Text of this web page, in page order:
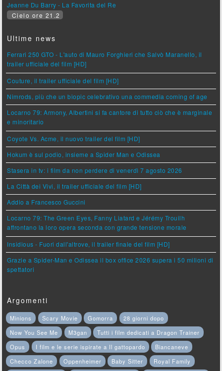
Jeanne Du Barry - La Favorita del Re
Cielo ore 21.2
Ultime news
Ferrari 250 GTO - L'auto di Mauro Forghieri che Salvò Maranello, il
trailer ufficiale del film [HD]
Couture, il trailer ufficiale del film [HD]
Nimrods, più che un biopic celebrativo una commedia coming of age
Locarno 79: Armony, Albertini si fa cantore di tutto ciò che è marginale
e minoritario
Coyote Vs. Acme, il nuovo trailer del film [HD]
Hokum è sul podio, insieme a Spider Man e Odissea
Stasera in tv: i film da non perdere di venerdì 7 agosto 2026
La Città dei Vivi, il trailer ufficiale del film [HD]
Addio a Francesco Guccini
Locarno 79: The Green Eyes, Fanny Liatard e Jérémy Trouilh
affrontano la loro opera seconda con grande tensione morale
Insidious - Fuori dall'altrove, il trailer finale del film [HD]
Grazie a Spider-Man e Odissea il box office 2026 supera i 50 milioni di
spettatori
Argomenti
Minions Scary Movie Gomorra
28 giorni dopo
Now You See Me
M3gan
Tutti i film dedicati a Dragon Trainer
Opus
I film e le serie ispirate a Il gattopardo
Biancaneve
Checco Zalone
Oppenheimer Baby Sitter
Royal Family